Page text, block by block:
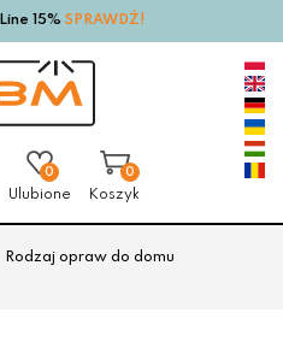
15% SPRAWDŹ!
0
Ulubione
0
Koszyk
Rodzaj opraw do domu